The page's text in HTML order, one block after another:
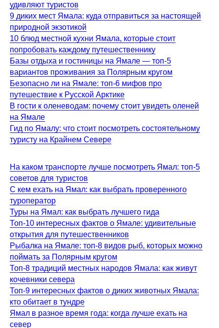
удивляют туристов
9 диких мест Ямала: куда отправиться за настоящей
природной экзотикой
10 блюд местной кухни Ямала, которые стоит
попробовать каждому путешественнику
Базы отдыха и гостиницы на Ямале — топ-5
вариантов проживания за Полярным кругом
Безопасно ли на Ямале: топ-6 мифов про
путешествие к Русской Арктике
В гости к оленеводам: почему стоит увидеть оленей
на Ямале
Гид по Ямалу: что стоит посмотреть состоятельному
туристу на Крайнем Севере
На каком транспорте лучше посмотреть Ямал: топ-5
советов для туристов
С кем ехать на Ямал: как выбрать проверенного
туроператор
Туры на Ямал: как выбрать лучшего гида
Топ-10 интересных фактов о Ямале: удивительные
открытия для путешественников
Рыбалка на Ямале: топ-8 видов рыб, которых можно
поймать за Полярным кругом
Топ-8 традиций местных народов Ямала: как живут
кочевники севера
Топ-9 интересных фактов о диких животных Ямала:
кто обитает в тундре
Ямал в разное время года: когда лучше ехать на
север